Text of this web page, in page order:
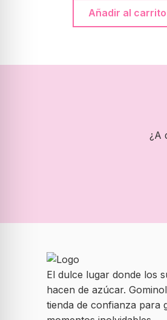
Añadir al carrito
¿A
El dulce lugar donde los
hacen de azúcar.
tienda de confianza para